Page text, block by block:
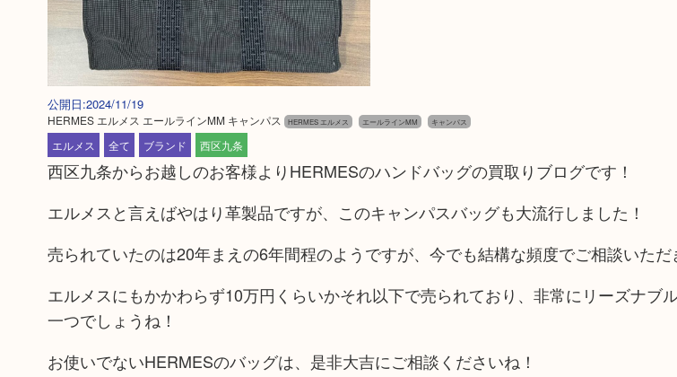
公開日:2024/11/19
HERMES エルメス エールラインMM キャンパス HERMES エルメス エールラインMM キャンパス
エルメス 全て ブランド 西区九条
西区九条からお越しのお客様よりHERMESのハンドバッグの買取りブログです！
エルメスと言えばやはり革製品ですが、このキャンパスバッグも大流行しました！
売られていたのは20年まえの6年間程のようですが、今でも結構な頻度でご相談いただ
エルメスにもかかわらず10万円くらいかそれ以下で売られており、非常にリーズナブ
一つでしょうね！
お使いでないHERMESのバッグは、是非大吉にご相談くださいね！